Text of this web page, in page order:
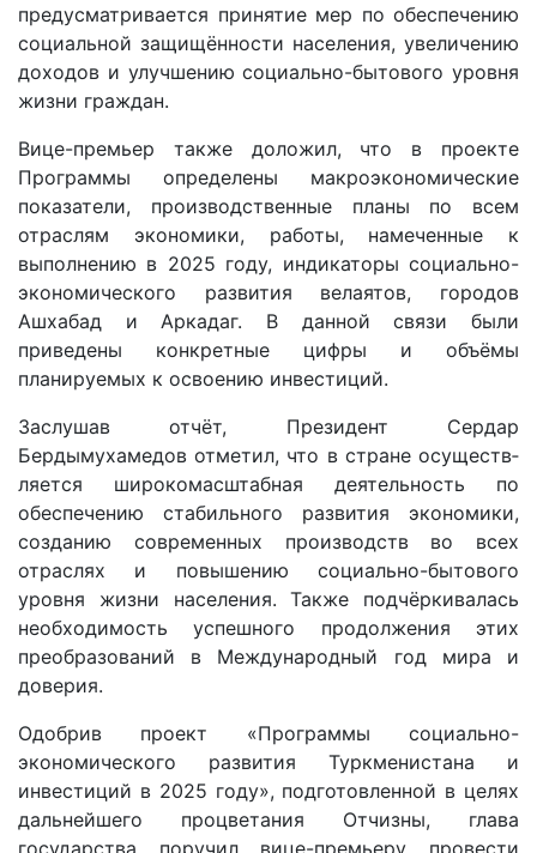
предусматривается принятие мер по обеспечению
социальной защищённости населения, увеличению
доходов и улучшению социально-бытового уровня
жизни граждан.
Вице-премьер также доложил, что в проекте
Программы определены макроэкономические
показатели, производственные планы по всем
отраслям экономики, работы, намеченные к
выполнению в 2025 году, индикаторы социально-
экономического развития велаятов, городов
Ашхабад и Аркадаг. В данной связи были
приведены конкретные цифры и объёмы
планируемых к освоению инвестиций.
Заслушав отчёт, Президент Сердар
Бердымухамедов отметил, что в стране осуществ­
ляется широкомасштабная деятельность по
обеспечению стабильного развития экономики,
созданию ­современных производств во всех
отраслях и повышению социально-бытового
уровня жизни населения. Также подчёркивалась
необходимость успешного продолжения этих
преобразований в Международный год мира и
доверия.
Одобрив проект «Прог­раммы социально-
экономического развития Туркменистана и
инвестиций в 2025 году», подготовленной в целях
дальнейшего процветания Отчизны, глава